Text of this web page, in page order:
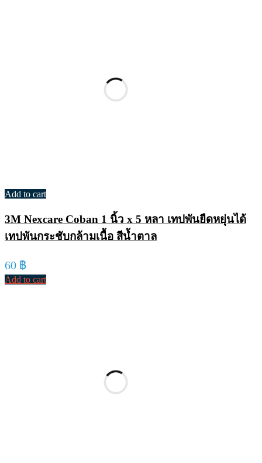
Add to cart
3M Nexcare Coban 1 นิ้ว x 5 หลา เทปพันยืดหยุ่นได้
เทปพันกระชับกล้ามเนื้อ สีน้ำตาล
60 ฿
Add to cart